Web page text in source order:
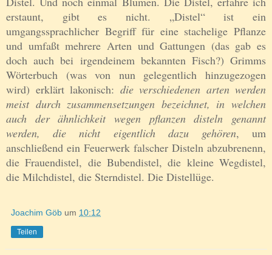
erstaunt, gibt es nicht. „Distel“ ist ein
umgangssprachlicher Begriff für eine stachelige Pflanze
und umfaßt mehrere Arten und Gattungen (das gab es
doch auch bei irgendeinem bekannten Fisch?) Grimms
Wörterbuch (was von nun gelegentlich hinzugezogen
wird) erklärt lakonisch: die verschiedenen arten werden
meist durch zusammensetzungen bezeichnet, in welchen
auch der ähnlichkeit wegen pflanzen disteln genannt
werden, die nicht eigentlich dazu gehören, um
anschließend ein Feuerwerk falscher Disteln abzubrenenn,
die Frauendistel, die Bubendistel, die kleine Wegdistel,
die Milchdistel, die Sterndistel. Die Distellüge.
Joachim Göb um 10:12
Teilen